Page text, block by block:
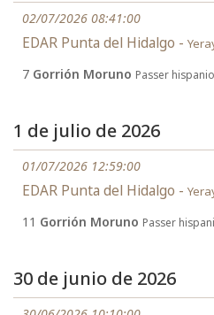
02/07/2026 08:41:00
EDAR Punta del Hidalgo -
7 Gorrión Moruno Passer
1 de julio de 2026
01/07/2026 12:59:00
EDAR Punta del Hidalgo -
11 Gorrión Moruno Passer
30 de junio de 2026